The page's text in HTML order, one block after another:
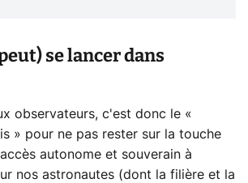
se lancer dans
observateurs, c'est donc le «
» pour ne pas rester sur la touche
autonome et souverain à
nos astronautes (dont la filière et la